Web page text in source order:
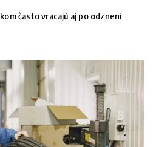
často vracajú aj po odznení